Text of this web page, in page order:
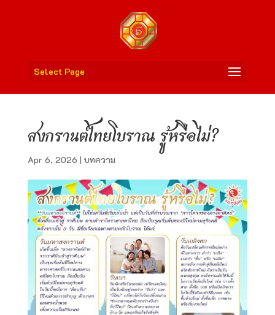
Select Page
สงกรานต์ไทยโบราณ รู้หรือไม่?
Apr 6, 2026 | บทความ